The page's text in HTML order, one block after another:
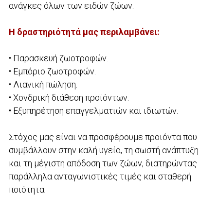
ανάγκες όλων των ειδών ζώων.
Η δραστηριότητά μας περιλαμβάνει:
• Παρασκευή ζωοτροφών.
• Εμπόριο ζωοτροφών.
• Λιανική πώληση.
• Χονδρική διάθεση προϊόντων.
• Εξυπηρέτηση επαγγελματιών και ιδιωτών.
Στόχος μας είναι να προσφέρουμε προϊόντα που
συμβάλλουν στην καλή υγεία, τη σωστή ανάπτυξη
και τη μέγιστη απόδοση των ζώων, διατηρώντας
παράλληλα ανταγωνιστικές τιμές και σταθερή
ποιότητα.